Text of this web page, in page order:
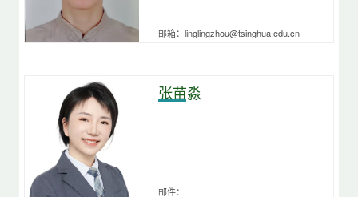
邮箱：linglingzhou@tsinghua.edu.cn
张苗淼
邮件：